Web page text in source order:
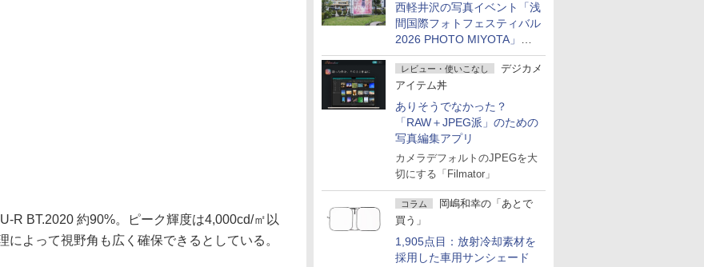
西軽井沢の写真イベント「浅
間国際フォトフェスティバル
2026 PHOTO MIYOTA」が
開幕
レビュー・使いこなし
デジカメ
アイテム丼
ありそうでなかった？
「RAW＋JPEG派」のための
写真編集アプリ
カメラデフォルトのJPEGを大
切にする「Filmator」
コラム
岡嶋和幸の「あとで
買う」
1,905点目：放射冷却素材を
採用した車用サンシェード
R BT.2020 約90%。ピーク輝度は4,000cd/㎡以
によって視野角も広く確保できるとしている。